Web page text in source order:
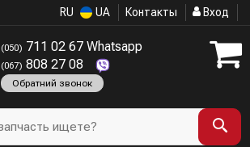
RU UA Контакты Вход
(050) 711 02 67 Whatsapp
(067) 808 27 08
Обратний звонок
ищете?